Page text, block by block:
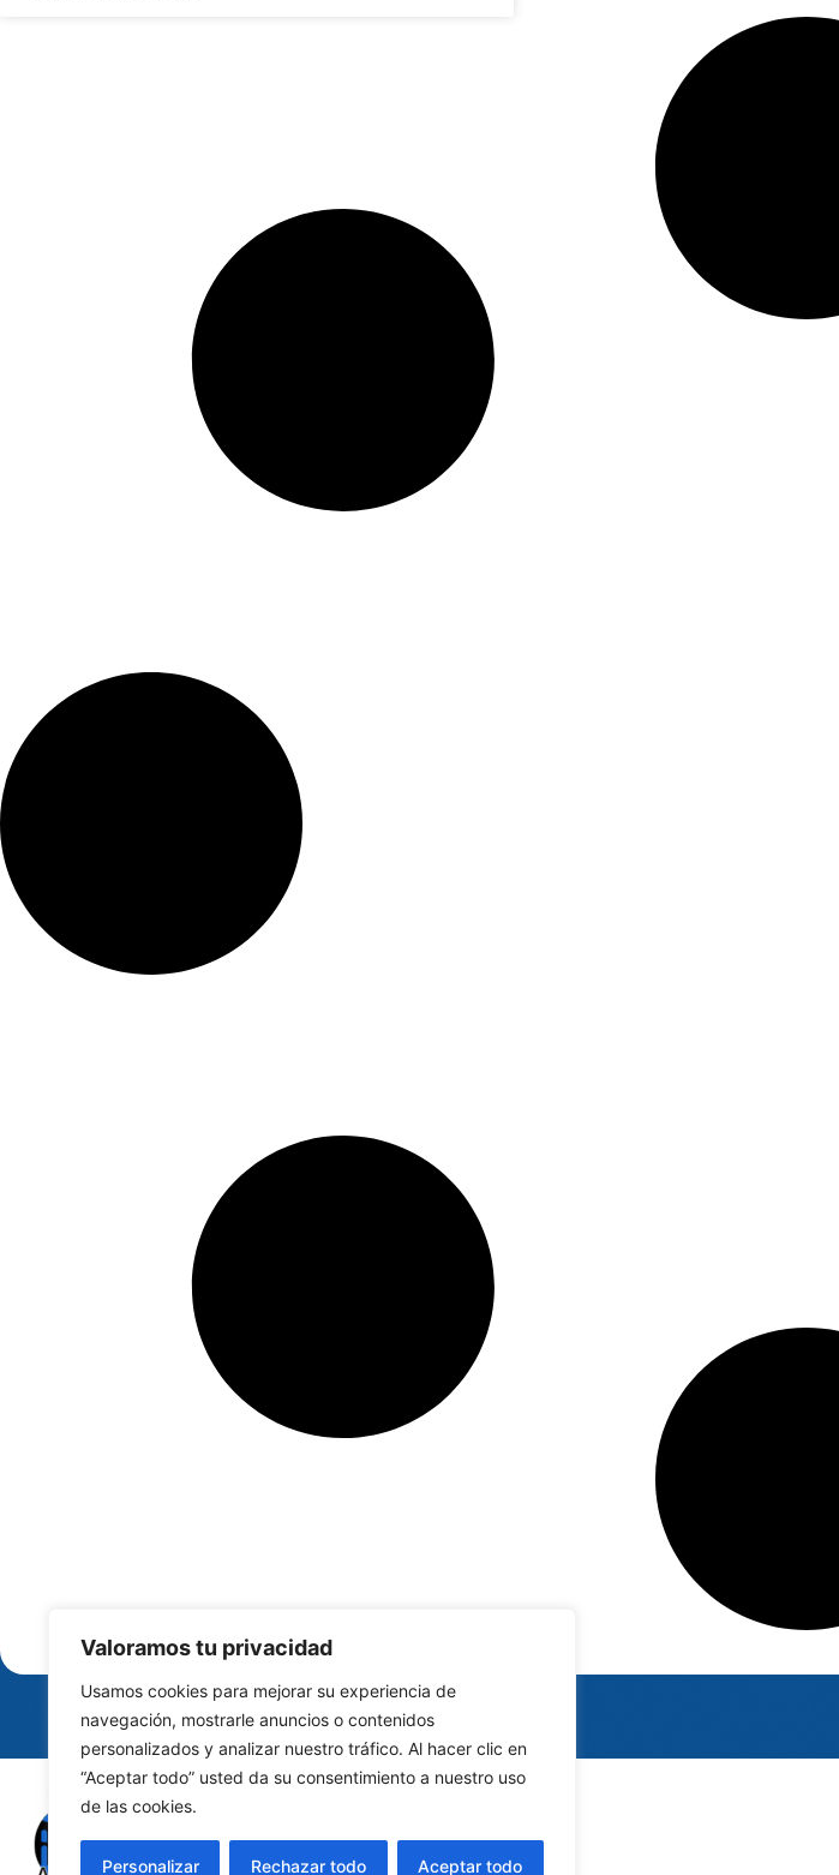
Valoramos tu privacidad
Usamos cookies para mejorar su experiencia de
navegación, mostrarle anuncios o contenidos
personalizados y analizar nuestro tráfico. Al hacer clic en
“Aceptar todo” usted da su consentimiento a nuestro uso
de las cookies.
Personalizar Rechazar todo Aceptar todo